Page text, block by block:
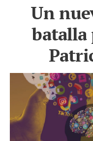
Un
batalla